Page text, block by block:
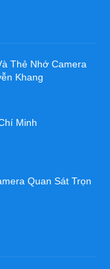
Thẻ Nhớ Camera
Khang
Minh
Quan Sát Trọn